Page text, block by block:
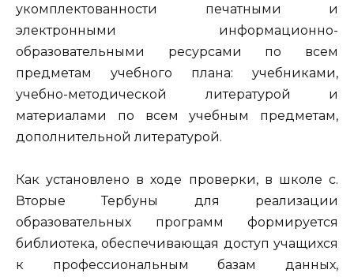
укомплектованности печатными и
электронными информационно-
образовательными ресурсами по всем
предметам учебного плана: учебниками,
учебно-методической литературой и
материалами по всем учебным предметам,
дополнительной литературой.
Как установлено в ходе проверки, в школе с.
Вторые Тербуны для реализации
образовательных программ формируется
библиотека, обеспечивающая доступ учащихся
к профессиональным базам данных,